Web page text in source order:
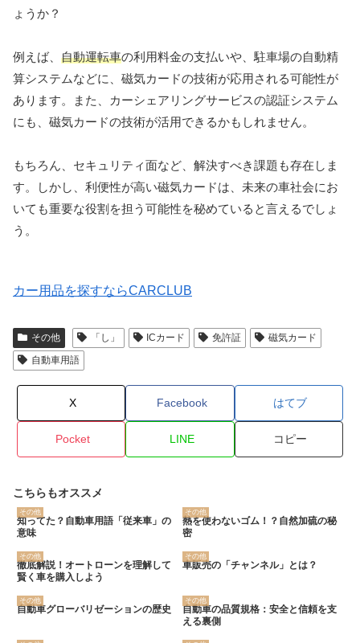
ょうか？
例えば、 自動運転車の利用料金の支払いや、駐車場の自動精
算システムなどに、磁気カードの技術が応用される可能性が
あります。また、カーシェアリングサービスの認証システム
にも、磁気カードの技術が活用できるかもしれません。
もちろん、セキュリティ面など、解決すべき課題も存在しま
す。しかし、利便性が高い磁気カードは、未来の車社会にお
いても重要な役割を担う可能性を秘めていると言えるでしょ
う。
カー用品を探すならCARCLUB
その他 「し」 ICカード 免許証
磁気カード
自動車用語
X Facebook はてブ
Pocket LINE コピー
こちらもオススメ
その他
知ってた？自動車用語「従来車」の
意味
その他
熱を使わないゴム！？自然加硫の秘
密
その他
徹底解説！オートローンを理解して
賢く車を購入しよう
その他
車販売の「チャンネル」とは？
その他
自動車グローバリゼーションの歴史
その他
自動車の品質規格：安全と信頼を支
える裏側